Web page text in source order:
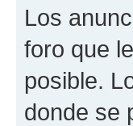
Los
foro que
posible.
donde se